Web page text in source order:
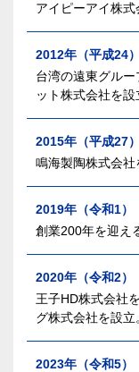
アイピーアイ株式
2012年（平成24）
台湾の遠東グル
ット株式会社を設
2015年（平成27）
鳴海製陶株式会社
2019年（令和1）
創業200年を迎え
2020年（令和2）
王子HD株式会社
グ株式会社を設立
2023年（令和5）